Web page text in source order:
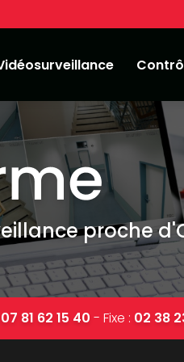
proche
07 81 62 15 40 -Fixe : 02 38